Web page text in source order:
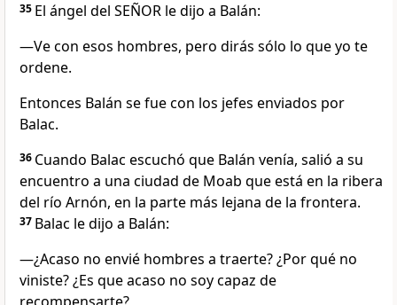
35 El ángel del SEÑOR le dijo a Balán:
—Ve con esos hombres, pero dirás sólo lo que yo te
ordene.
Entonces Balán se fue con los jefes enviados por
Balac.
36 Cuando Balac escuchó que Balán venía, salió a su
encuentro a una ciudad de Moab que está en la ribera
del río Arnón, en la parte más lejana de la frontera.
37 Balac le dijo a Balán:
—¿Acaso no envié hombres a traerte? ¿Por qué no
viniste? ¿Es que acaso no soy capaz de